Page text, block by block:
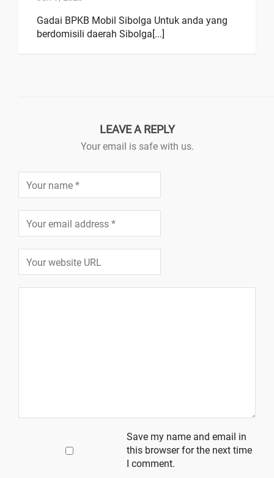
Gadai BPKB Mobil Sibolga Untuk anda yang
berdomisili daerah Sibolga[...]
LEAVE A REPLY
Your email is safe with us.
Save my name and email in
this browser for the next time
I comment.